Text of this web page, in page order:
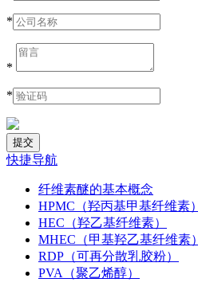
*
*
*
快捷导航
纤维素醚的基本概念
HPMC（羟丙基甲基纤维素）
HEC（羟乙基纤维素）
MHEC（甲基羟乙基纤维素）
RDP（可再分散乳胶粉）
PVA（聚乙烯醇）